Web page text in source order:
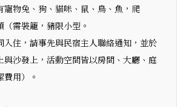
物兔、狗、貓咪、鼠、鳥、魚，爬
（需裝籠，豬限小型。
住，請事先與民宿主人聯絡通知，並於
與沙發上，活動空間皆以房間、大廳、庭
用）。